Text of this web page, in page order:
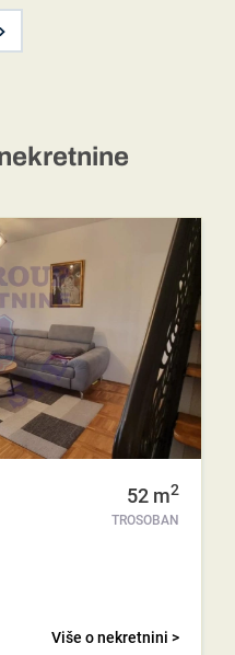
52 m2
TROSOBAN
Više o nekretnini >